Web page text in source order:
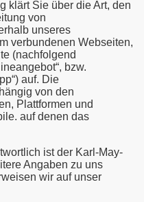
klärt Sie über die Art, den
von
unseres
verbundenen Webseiten,
(nachfolgend
bzw.
auf. Die
von den
Plattformen und
auf denen das
ist der Karl-May-
Angaben zu uns
wir auf unser